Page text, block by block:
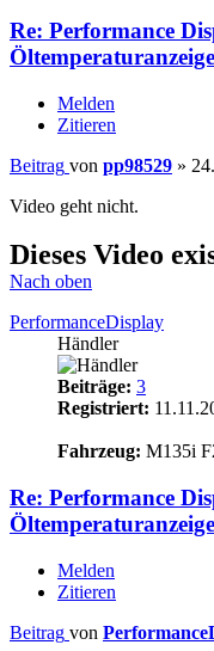
Re: Performance
Öltemperaturanzeige
Melden
Zitieren
Beitrag von pp98529 »
Video geht nicht.
Dieses Video
Nach oben
PerformanceDisplay
Händler
Beiträge: 3
Registriert:
Fahrzeug: M135i
Re: Performance
Öltemperaturanzeige
Melden
Zitieren
Beitrag von